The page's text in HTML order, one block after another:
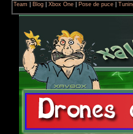
Team Blog| Xbox One| Pose de puce|